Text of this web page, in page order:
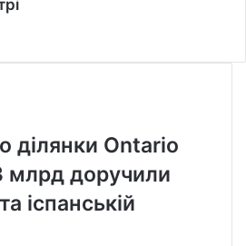
ділянки Ontario
млрд доручили
іспанській